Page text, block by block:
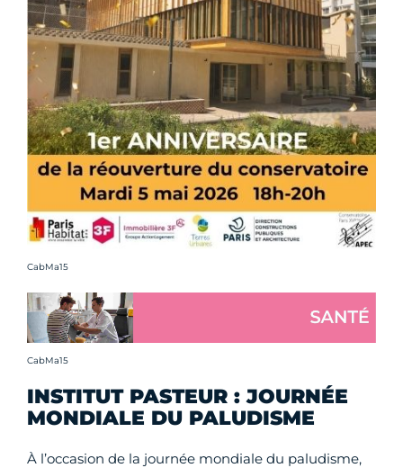
Crédit photo :
CabMa15
Crédit photo :
CabMa15
INSTITUT PASTEUR : JOURNÉE
MONDIALE DU PALUDISME
À l’occasion de la journée mondiale du paludisme,